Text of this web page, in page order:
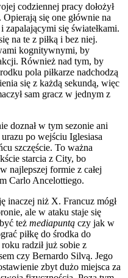
codziennej pracy dołożył
się one głównie na
się światełkami.
na te z piłką i bez niej.
kognitywnymi, by
Również nad tym, by
pola piłkarze nadchodzą
się z każdą sekundą, więc
sam gracz w jednym z
doznał w tym sezonie ani
po wejściu Iglesiasa
szczęście. To ważna
starcia z City, bo
najlepszej formie z całej
Carlo Ancelottiego.
inaczej niż X. Francuz mógł
ale w ataku staje się
też mediapuntą czy jak w
piłkę do środka do
radził już sobie z
czy Bernardo Silvą. Jego
zbyt dużo miejsca za